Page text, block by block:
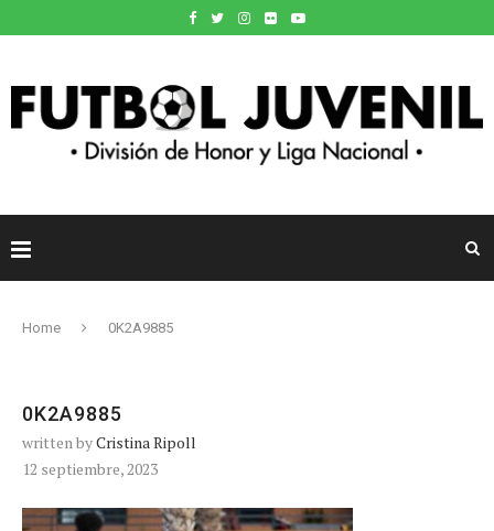
Home 0K2A9885
0K2A9885
written byCristina Ripoll
12 septiembre, 2023